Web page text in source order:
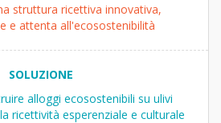
struttura ricettiva innovativa,
e attenta all'ecosostenibilità
SOLUZIONE
alloggi ecosostenibili su ulivi
ricettività esperenziale e culturale